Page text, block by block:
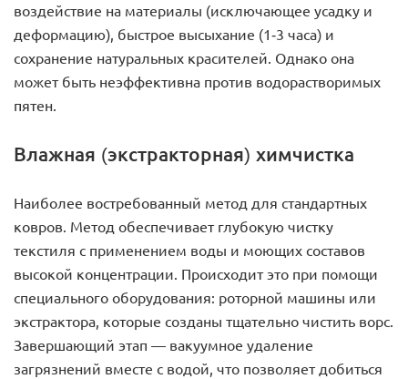
воздействие на материалы (исключающее усадку и
деформацию), быстрое высыхание (1-3 часа) и
сохранение натуральных красителей. Однако она
может быть неэффективна против водорастворимых
пятен.
Влажная (экстракторная) химчистка
Наиболее востребованный метод для стандартных
ковров. Метод обеспечивает глубокую чистку
текстиля с применением воды и моющих составов
высокой концентрации. Происходит это при помощи
специального оборудования: роторной машины или
экстрактора, которые созданы тщательно чистить ворс.
Завершающий этап — вакуумное удаление
загрязнений вместе с водой, что позволяет добиться